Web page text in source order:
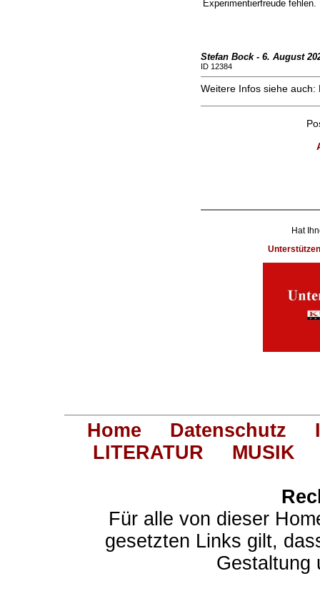
Experimentierfreude fehlen.
Stefan Bock - 6. August
ID 12384
Weitere Infos siehe auch:
Hat
Home Datenschutz
LITERATUR
MUSIK
Für alle von dieser
gesetzten Links gilt,
Gestaltung